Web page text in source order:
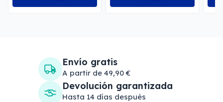
Envío gratis
A partir de 49,90 €
Devolución garantizada
Hasta 14 días después